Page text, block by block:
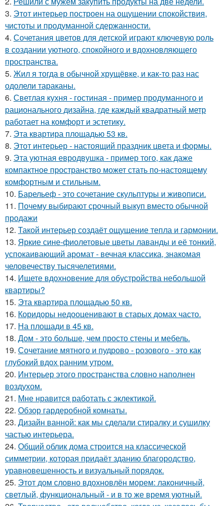
3. Этот интерьер построен на ощущении спокойствия,
чистоты и продуманной сдержанности.
4. Сочетания цветов для детской играют ключевую роль
в создании уютного, спокойного и вдохновляющего
пространства.
5. Жил я тогда в обычной хрущёвке, и как-то раз нас
одолели тараканы.
6. Светлая кухня - гостиная - пример продуманного и
рационального дизайна, где каждый квадратный метр
работает на комфорт и эстетику.
7. Эта квартира площадью 53 кв.
8. Этот интерьер - настоящий праздник цвета и формы.
9. Эта уютная евродвушка - пример того, как даже
компактное пространство может стать по-настоящему
комфортным и стильным.
10. Барельеф - это сочетание скульптуры и живописи.
11. Почему выбирают срочный выкуп вместо обычной
продажи
12. Такой интерьер создаёт ощущение тепла и гармонии.
13. Яркие сине-фиолетовые цветы лаванды и её тонкий,
успокаивающий аромат - вечная классика, знакомая
человечеству тысячелетиями.
14. Ищете вдохновение для обустройства небольшой
квартиры?
15. Эта квартира площадью 50 кв.
16. Коридоры недооценивают в старых домах часто.
17. На площади в 45 кв.
18. Дом - это больше, чем просто стены и мебель.
19. Сочетание мятного и пудрово - розового - это как
глубокий вдох ранним утром.
20. Интерьер этого пространства словно наполнен
воздухом.
21. Мне нравится работать с эклектикой.
22. Обзор гардеробной комнаты.
23. Дизайн ванной: как мы сделали стиралку и сушилку
частью интерьера.
24. Общий облик дома строится на классической
симметрии, которая придаёт зданию благородство,
уравновешенность и визуальный порядок.
25. Этот дом словно вдохновлён морем: лаконичный,
светлый, функциональный - и в то же время уютный.